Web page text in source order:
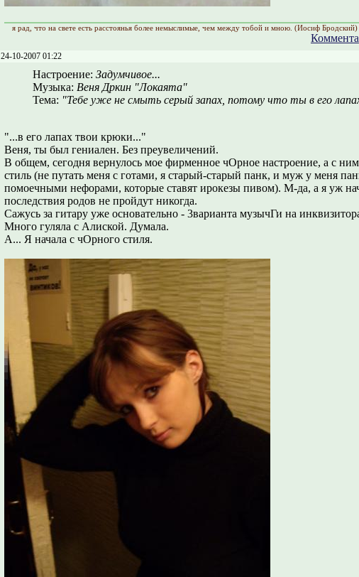
я рад, что на свете есть расстоянья более немыслимые, чем между тобой и мною. (Иосиф Бродский)
24-10-2007 01:22
Настроение: Задумчивое...
Музыка: Веня Дркин "Локаята"
Тема: "Тебе уже не смыть серый запах, потому что ты в его
"...в его лапах твои крюки..."
Веня, ты был гениален. Без преувеличений.
В общем, сегодня вернулось мое фирменное чОрное настроение, а с
стиль (не путать меня с готами, я старый-старый панк, и муж у меня
помоечными нефорами, которые ставят ирокезы пивом). М-да, а я уж
последствия родов не пройдут никогда.
Сажусь за гитару уже основательно - 3варианта музычГи на
Много гуляла с Алиской. Думала.
А... Я начала с чОрного стиля.